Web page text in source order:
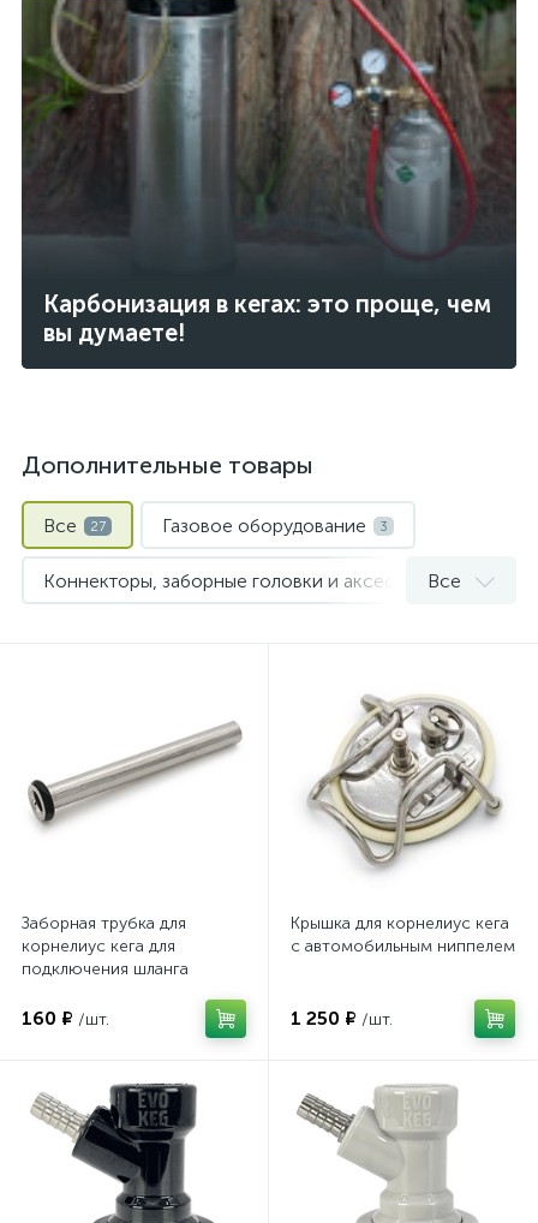
Карбонизация в кегах: это проще, чем
вы думаете!
Дополнительные товары
Все 27 Газовое оборудование 3
Коннекторы, заборные головки и аксессуары для кегов
Все
Заборная трубка для
корнелиус кега для
подключения шланга
160 ₽ /шт.
Крышка для корнелиус кега
с автомобильным ниппелем
1 250 ₽ /шт.